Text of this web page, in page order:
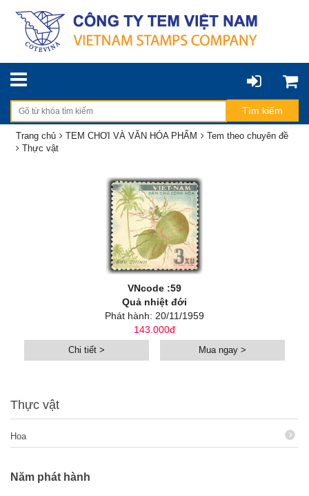
Trang chủ TEM CHƠI VÀ VĂN HÓA PHẨM
Tem theo chuyên đề
Thực vật
VNcode :59
Quả nhiệt đới
Phát hành: 20/11/1959
143.000đ
Chi tiết > Mua ngay >
Thực vật
Hoa
Năm phát hành